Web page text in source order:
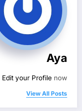
Aya
Edit your Profile now.
View All Posts